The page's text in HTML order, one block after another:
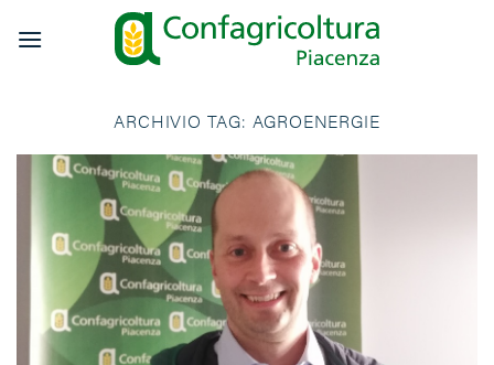
ARCHIVIO TAG: AGROENERGIE